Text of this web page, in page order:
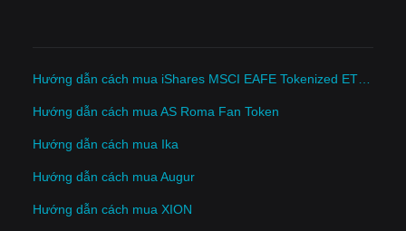
Hướng dẫn cách mua AS Roma Fan Token
Hướng dẫn cách mua Ika
Hướng dẫn cách mua Augur
Hướng dẫn cách mua XION